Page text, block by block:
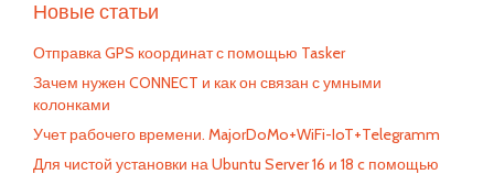
Новые статьи
Отправка GPS координат с помощью Tasker
Зачем нужен CONNECT и как он связан с умными
колонками
Учет рабочего времени. MajorDoMo+WiFi-IoT+Telegramm
Для чистой установки на Ubuntu Server 16 и 18 c помощью